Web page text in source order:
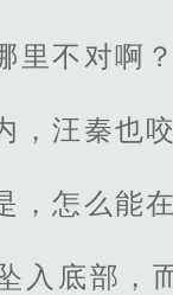
里不对啊？
汪秦也咬
，怎么能
入底部，